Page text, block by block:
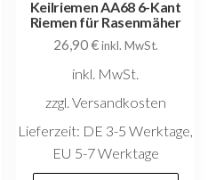
Keilriemen AA68 6-Kant
Riemen für Rasenmäher
26,90€ inkl. MwSt.
inkl. MwSt.
zzgl. Versandkosten
Lieferzeit: DE 3-5 Werktage,
EU 5-7 Werktage